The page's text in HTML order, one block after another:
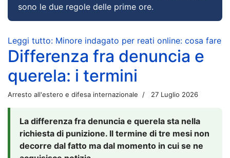
sono le due regole delle prime ore.
Leggi tutto: Minore indagato per reati online: cosa fare
Differenza fra denuncia e
querela: i termini
Arresto all'estero e difesa internazionale 27 Luglio 2026
La differenza fra denuncia e querela sta nella
richiesta di punizione. Il termine di tre mesi non
decorre dal fatto ma dal momento in cui se ne